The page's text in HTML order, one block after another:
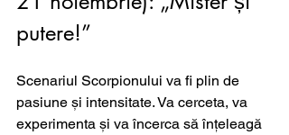
putere!”
Scenariul Scorpionului va fi plin de
pasiune și intensitate. Va cerceta, va
experimenta și va încerca să înțeleagă